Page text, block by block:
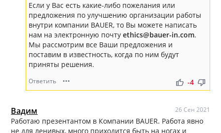
Если у Вас есть какие-либо пожелания или
предложения по улучшению организации работы
внутри компании BAUER, то Вы можете написать
нам на электронную почтуethics@bauer-in.com.
Мы рассмотрим все Ваши предложения и
поставим в известность, когда по ним будут
приняты решения.
Ответить ••• thumb_up thumb_down
-4
Вадим 26 Сен 2021
Работаю презентантом в Компании BAUER. Работа явно
не для ленивых, много приходится быть на ногах и